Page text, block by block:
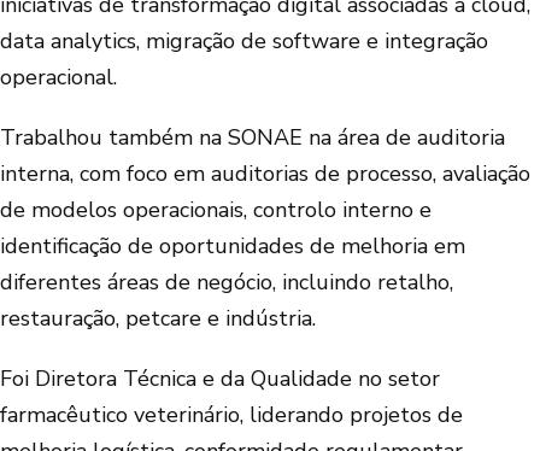
data analytics, migração de software e integração
operacional.
Trabalhou também na SONAE na área de auditoria
interna, com foco em auditorias de processo, avaliação
de modelos operacionais, controlo interno e
identificação de oportunidades de melhoria em
diferentes áreas de negócio, incluindo retalho,
restauração, petcare e indústria.
Foi Diretora Técnica e da Qualidade no setor
farmacêutico veterinário, liderando projetos de